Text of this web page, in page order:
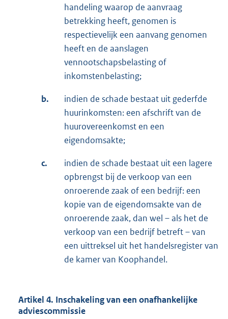
handeling waarop de aanvraag
betrekking heeft, genomen is
respectievelijk een aanvang genomen
heeft en de aanslagen
vennootschapsbelasting of
inkomstenbelasting;
b.
indien de schade bestaat uit gederfde
huurinkomsten: een afschrift van de
huurovereenkomst en een
eigendomsakte;
c.
indien de schade bestaat uit een lagere
opbrengst bij de verkoop van een
onroerende zaak of een bedrijf: een
kopie van de eigendomsakte van de
onroerende zaak, dan wel – als het de
verkoop van een bedrijf betreft – van
een uittreksel uit het handelsregister van
de kamer van Koophandel.
Artikel 4. Inschakeling van een onafhankelijke
adviescommissie